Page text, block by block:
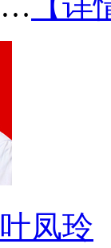
凤玲